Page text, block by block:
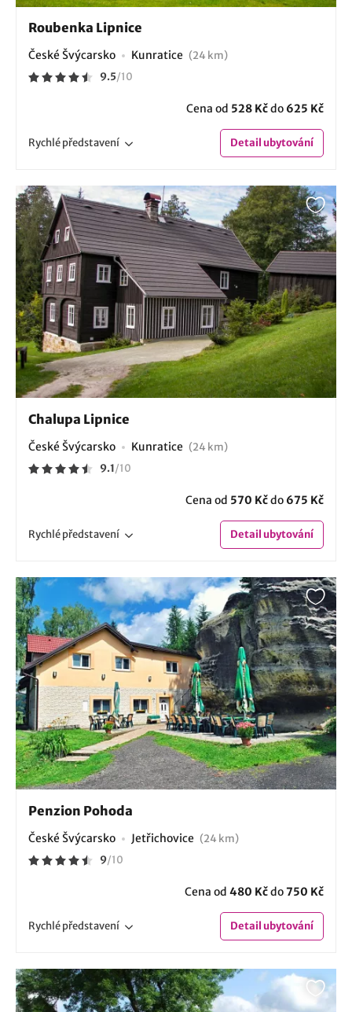
Roubenka Lipnice
České Švýcarsko Kunratice (24 km)
9.5/10
Cena od 528 Kčdo 625 Kč
Rychlépředstavení Detailubytování
Chalupa Lipnice
České Švýcarsko Kunratice (24 km)
9.1/10
Cena od 570 Kčdo 675 Kč
Rychlépředstavení Detailubytování
Penzion Pohoda
České Švýcarsko Jetřichovice (24 km)
9/10
Cena od 480 Kčdo750 Kč
Rychlépředstavení Detailubytování